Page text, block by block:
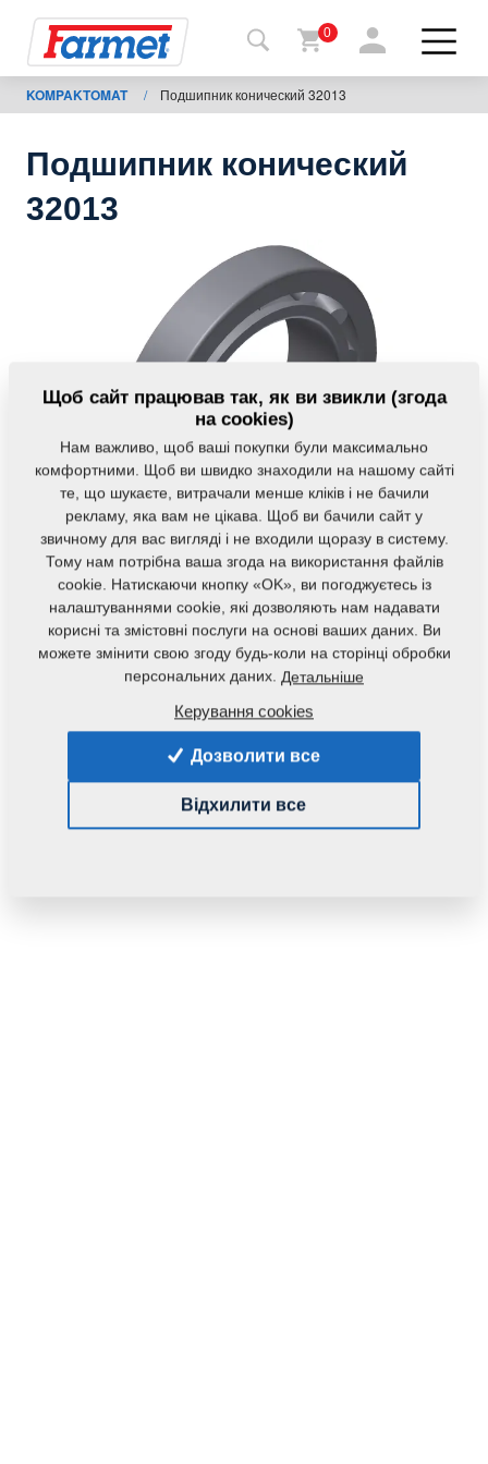
Назад
на
Магазин
Farmet
Завантаження
0
KOMPAKTOMAT / Подшипник конический 32013
Подшипник конический
32013
наступного обладнання:
Щоб сайт працював так, як ви звикли (згода
на cookies)
Нам важливо, щоб ваші покупки були максимально
комфортними. Щоб ви швидко знаходили на нашому сайті
те, що шукаєте, витрачали менше кліків і не бачили
рекламу, яка вам не цікава. Щоб ви бачили сайт у
звичному для вас вигляді і не входили щоразу в систему.
Тому нам потрібна ваша згода на використання файлів
cookie. Натискаючи кнопку «OK», ви погоджуєтесь із
налаштуваннями cookie, які дозволяють нам надавати
корисні та змістовні послуги на основі ваших даних. Ви
можете змінити свою згоду будь-коли на сторінці обробки
персональних даних. Детальніше
Керування cookies
Дозволити все
Відхилити все